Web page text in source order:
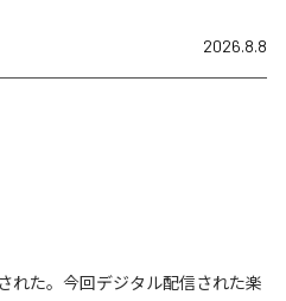
2026.8.8
された。今回デジタル配信された楽